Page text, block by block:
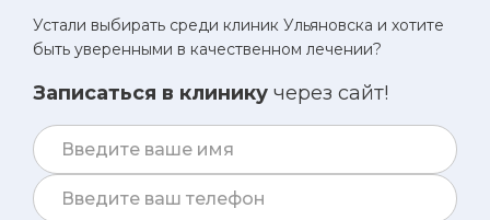
Устали выбирать среди клиник Ульяновска и хотите
быть уверенными в качественном лечении?
Записаться в клинику через сайт!